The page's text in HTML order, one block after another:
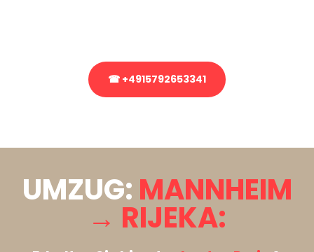
☎ +4915792653341
UMZUG: MANNHEIM
→ RIJEKA: